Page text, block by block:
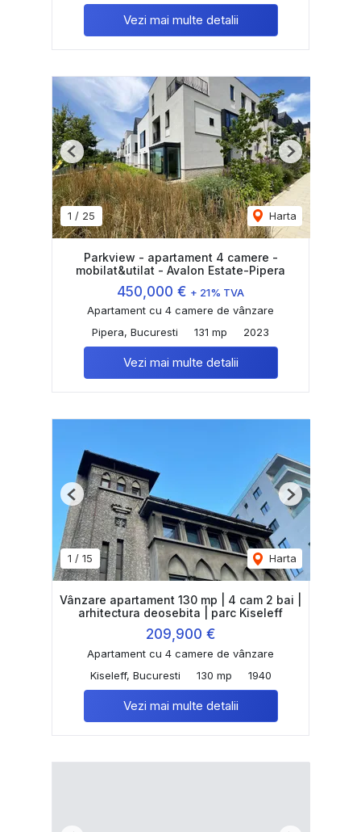
Vezi mai multe detalii
1 / 25 Harta
Previous Next
Parkview - apartament 4 camere -
mobilat&utilat - Avalon Estate-Pipera
450,000 € + 21% TVA
Apartament cu 4 camere de vânzare
Pipera, Bucuresti
131 mp 2023
Vezi mai multe detalii
1 / 15 Harta
Previous Next
Vânzare apartament 130 mp | 4 cam 2 bai |
arhitectura deosebita | parc Kiseleff
209,900 €
Apartament cu 4 camere de vânzare
Kiseleff, Bucuresti
130 mp 1940
Vezi mai multe detalii